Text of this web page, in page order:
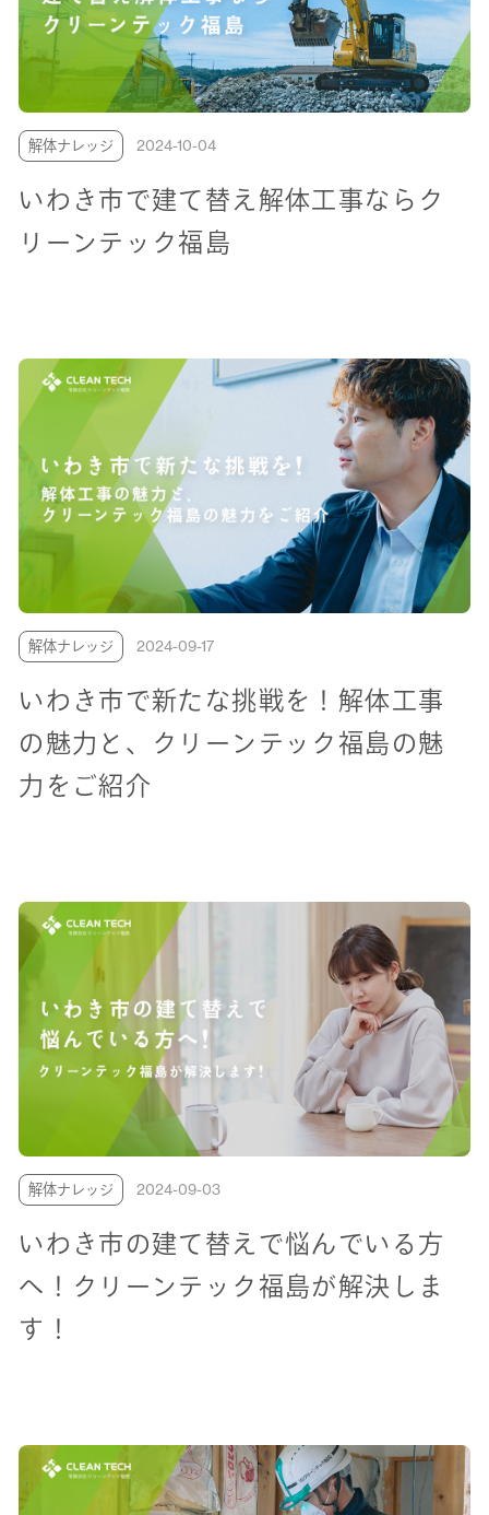
解体ナレッジ 2024-10-04
いわき市で建て替え解体工事ならク
リーンテック福島
解体ナレッジ 2024-09-17
いわき市で新たな挑戦を！解体工事
の魅力と、クリーンテック福島の魅
力をご紹介
解体ナレッジ 2024-09-03
いわき市の建て替えで悩んでいる方
へ！クリーンテック福島が解決しま
す！